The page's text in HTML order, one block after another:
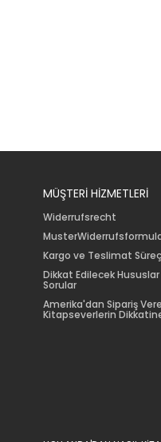
MÜŞTERİ HİZMETLERİ
Widerrufsrecht
Kargo ve Teslimat
Dikkat Edilecek Hususlar
Sorular
Amerika'dan Sipariş
Kitapseverlerin